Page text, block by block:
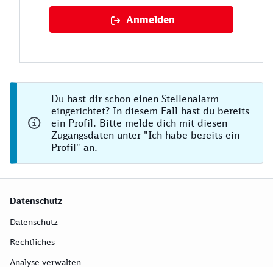
Anmelden
Du hast dir schon einen Stellenalarm
eingerichtet? In diesem Fall hast du bereits
ein Profil. Bitte melde dich mit diesen
Zugangsdaten unter "Ich habe bereits ein
Profil" an.
Datenschutz
Datenschutz
Rechtliches
Analyse verwalten